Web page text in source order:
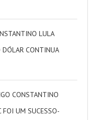
LULA
DÓLAR CONTINUA
CONSTANTINO
FOI UM SUCESSO-